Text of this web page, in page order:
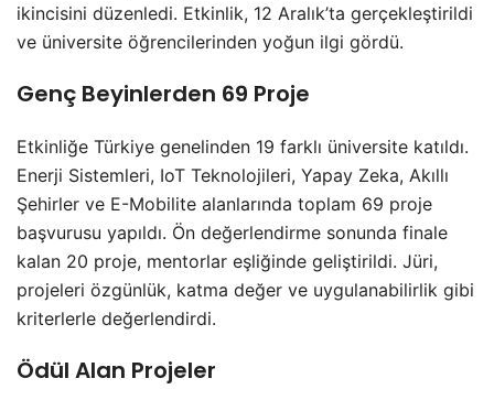
ikincisini düzenledi. Etkinlik, 12 Aralık’ta gerçekleştirildi
ve üniversite öğrencilerinden yoğun ilgi gördü.
Genç Beyinlerden 69 Proje
Etkinliğe Türkiye genelinden 19 farklı üniversite katıldı.
Enerji Sistemleri, IoT Teknolojileri, Yapay Zeka, Akıllı
Şehirler ve E-Mobilite alanlarında toplam 69 proje
başvurusu yapıldı. Ön değerlendirme sonunda finale
kalan 20 proje, mentorlar eşliğinde geliştirildi. Jüri,
projeleri özgünlük, katma değer ve uygulanabilirlik gibi
kriterlerle değerlendirdi.
Ödül Alan Projeler